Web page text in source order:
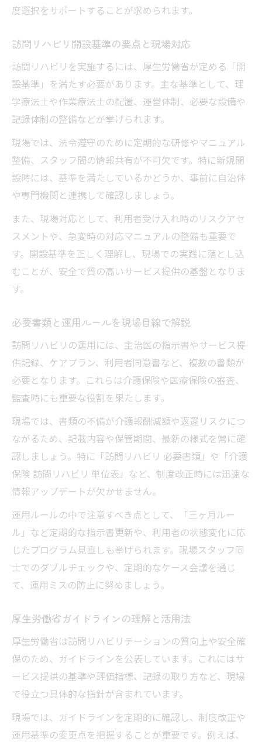
度選択をサポートすることが求められます。
訪問リハビリ開設基準の要点と現場対応
訪問リハビリを実施するには、厚生労働省が定める「開
設基準」を満たす必要があります。主な基準として、理
学療法士や作業療法士の配置、運営体制、必要な設備や
記録体制の整備などが挙げられます。
現場では、法令遵守のために定期的な研修やマニュアル
整備、スタッフ間の情報共有が不可欠です。特に新規開
設時には、基準を満たしているかどうか、事前に自治体
や専門機関と連携して確認しましょう。
また、現場対応として、利用者受け入れ時のリスクアセ
スメントや、急変時の対応マニュアルの整備も重要で
す。開設基準を正しく理解し、現場での実践に落とし込
むことが、安全で質の高いサービス提供の基盤となりま
す。
必要書類と運用ルールを現場目線で解説
訪問リハビリの運用には、主治医の指示書やサービス提
供記録、ケアプラン、利用者同意書など、複数の書類が
必要となります。これらは介護保険や医療保険の審査、
監査時にも重要な役割を果たします。
現場では、書類の不備が介護報酬減額や返還リスクにつ
ながるため、記載内容や保管期間、最新の様式を常に確
認しましょう。特に「訪問リハビリ 必要書類」や「介護
保険 訪問リハビリ 単位表」など、制度改正時には迅速な
情報アップデートが欠かせません。
運用ルールの中で注意すべき点として、「三ヶ月ルー
ル」など定期的な指示書更新や、利用者の状態変化に応
じたプログラム見直しも挙げられます。現場スタッフ同
士でのダブルチェックや、定期的なケース会議を通じ
て、運用ミスの防止に努めましょう。
厚生労働省ガイドラインの理解と活用法
厚生労働省は訪問リハビリテーションの質向上や安全確
保のため、ガイドラインを公表しています。これにはサ
ービス提供の基準や評価指標、記録の取り方など、現場
で役立つ具体的な指針が含まれています。
現場では、ガイドラインを定期的に確認し、制度改正や
運用基準の変更点を把握することが重要です。例えば、